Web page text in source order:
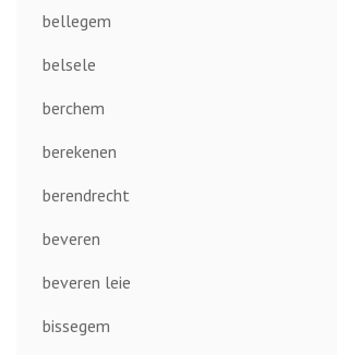
bellegem
belsele
berchem
berekenen
berendrecht
beveren
beveren leie
bissegem